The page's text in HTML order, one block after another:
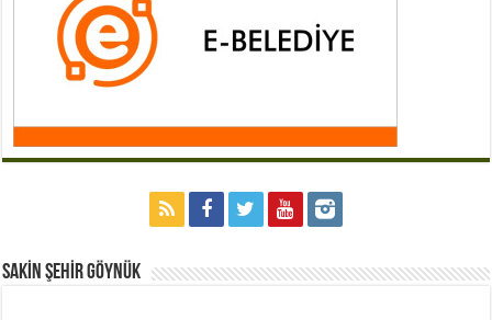
Sakİn Şehİr GÖYNÜK